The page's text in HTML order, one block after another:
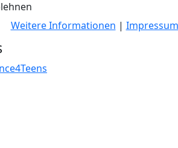
Weitere Informationen | Impressum